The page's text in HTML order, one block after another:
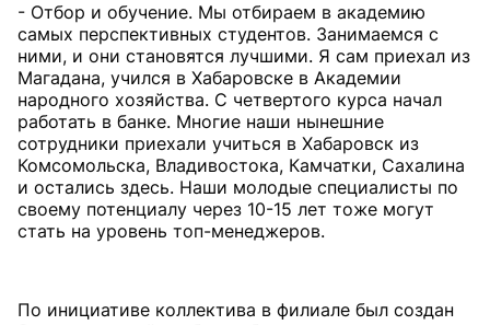
- Отбор и обучение. Мы отбираем в академию
самых перспективных студентов. Занимаемся с
ними, и они становятся лучшими. Я сам приехал из
Магадана, учился в Хабаровске в Академии
народного хозяйства. С четвертого курса начал
работать в банке. Многие наши нынешние
сотрудники приехали учиться в Хабаровск из
Комсомольска, Владивостока, Камчатки, Сахалина
и остались здесь. Наши молодые специалисты по
своему потенциалу через 10-15 лет тоже могут
стать на уровень топ-менеджеров.
По инициативе коллектива в филиале был создан